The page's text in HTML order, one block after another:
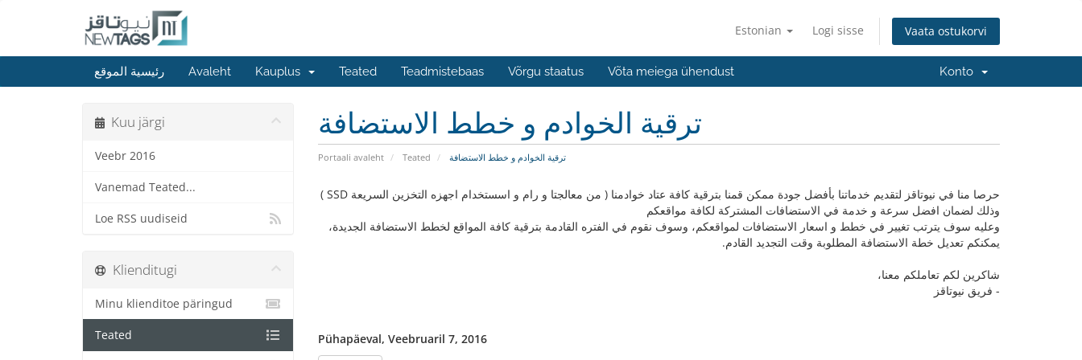
Estonian Logi sisse Vaata ostukorvi
رئيسية الموقع Avaleht Kauplus Teated Teadmistebaas Võrgu staatus Võta meiega ühendust Konto
ترقية الخوادم و خطط الاستضافة
Portaali avaleht Teated ترقية الخوادم و خطط الاستضافة
Kuu järgi
Veebr 2016
Vanemad Teated...
Loe RSS uudiseid
حرصا منا في نيوتاقز لتقديم خدماتنا بأفضل جودة ممكن قمنا بترقية كافة عتاد خوادمنا ( من معالجتا و رام و اسستخدام اجهزه التخزين السريعة SSD )
وذلك لضمان افضل سرعة و خدمة في الاستضافات المشتركة لكافة مواقعكم
وعليه سوف يترتب تغيير في خطط و اسعار الاستضافات لمواقعكم، وسوف نقوم في الفتره القادمة بترقية كافة المواقع لخطط الاستضافة الجديدة،
يمكنكم تعديل خطة الاستضافة المطلوبة وقت التجديد القادم.
شاكرين لكم تعاملكم معنا،
- فريق نيوتاقز
Pühapäeval, Veebruaril 7, 2016
Klienditugi
Minu klienditoe päringud
Teated